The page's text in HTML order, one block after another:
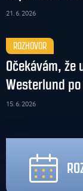
21. 6. 2026
ROZHOVOR
Očekávám,
Westerlund
15. 6. 2026